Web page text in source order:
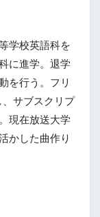
学校英語科を
に進学。退学
を行う。フリ
サブスクリプ
現在放送大学
かした曲作り